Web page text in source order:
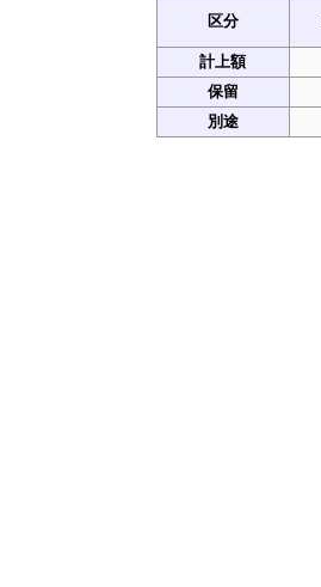
区分
計上額
保留
別途